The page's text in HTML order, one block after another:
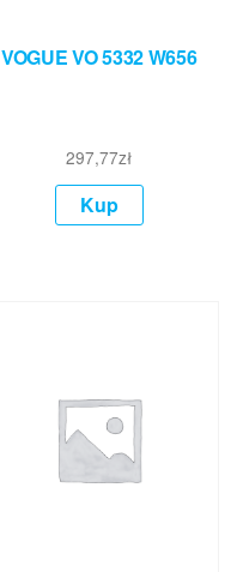
VOGUE VO 5332 W656
297,77zł
Kup